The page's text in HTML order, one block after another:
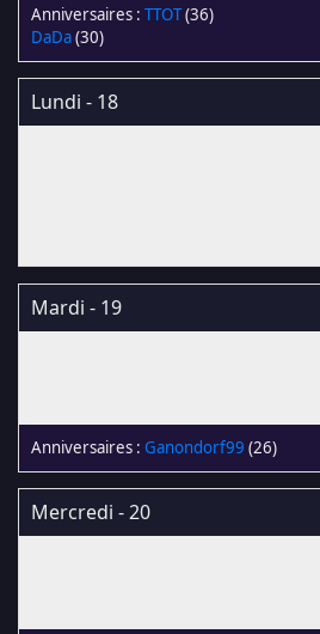
TTOT(36)
DaDa(30)
Lundi - 18
Mardi - 19
Ganondorf99 (26)
Mercredi - 20